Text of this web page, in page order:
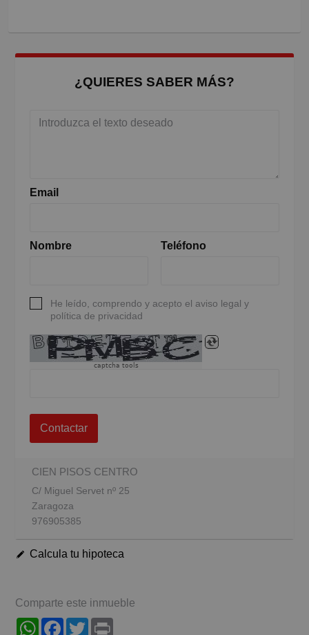
¿QUIERES SABER MÁS?
Email
Nombre Teléfono
He leído, comprendo y acepto el aviso legal y
política de privacidad
captcha tools
Contactar
CIEN PISOS CENTRO
C/ Miguel Servet nº 25
Zaragoza
976905385
Calcula tu hipoteca
Comparte este inmueble
WhatsAppFacebook
Twitter